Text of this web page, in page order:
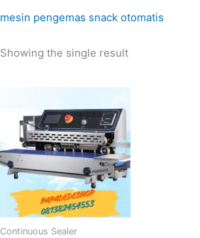
mesin pengemas snack otomatis
Showing the single result
Continuous Sealer